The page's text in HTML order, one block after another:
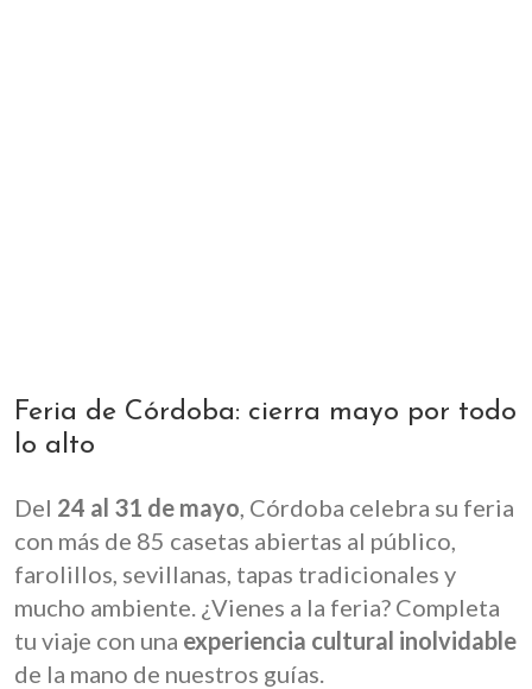
Feria de Córdoba: cierra mayo por todo
lo alto
Del 24 al 31 de mayo , Córdoba celebra su feria
con más de 85 casetas abiertas al público,
farolillos, sevillanas, tapas tradicionales y
mucho ambiente. ¿Vienes a la feria? Completa
tu viaje con una experiencia cultural inolvidable
de la mano de nuestros guías.